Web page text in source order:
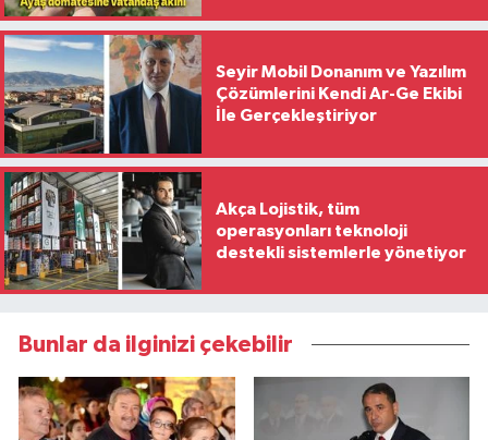
Seyir Mobil Donanım ve Yazılım
Çözümlerini Kendi Ar-Ge Ekibi
İle Gerçekleştiriyor
Akça Lojistik, tüm
operasyonları teknoloji
destekli sistemlerle yönetiyor
Bunlar da ilginizi çekebilir